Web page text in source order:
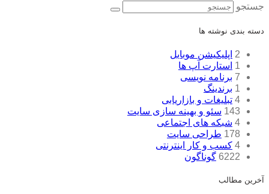
جستجو
دسته بندی نوشته ها
2 اپلیکیشن موبایل
1 استارت آپ ها
7 برنامه نویسی
1 برندینگ
4 تبلیغات و بازاریابی
143 سئو و بهینه سازی سایت
4 شبکه های اجتماعی
178 طراحی سایت
4 کسب و کار اینترنتی
6222 گوناگون
آخرین مطالب